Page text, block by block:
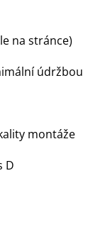
na stránce)
údržbou
montáže
D